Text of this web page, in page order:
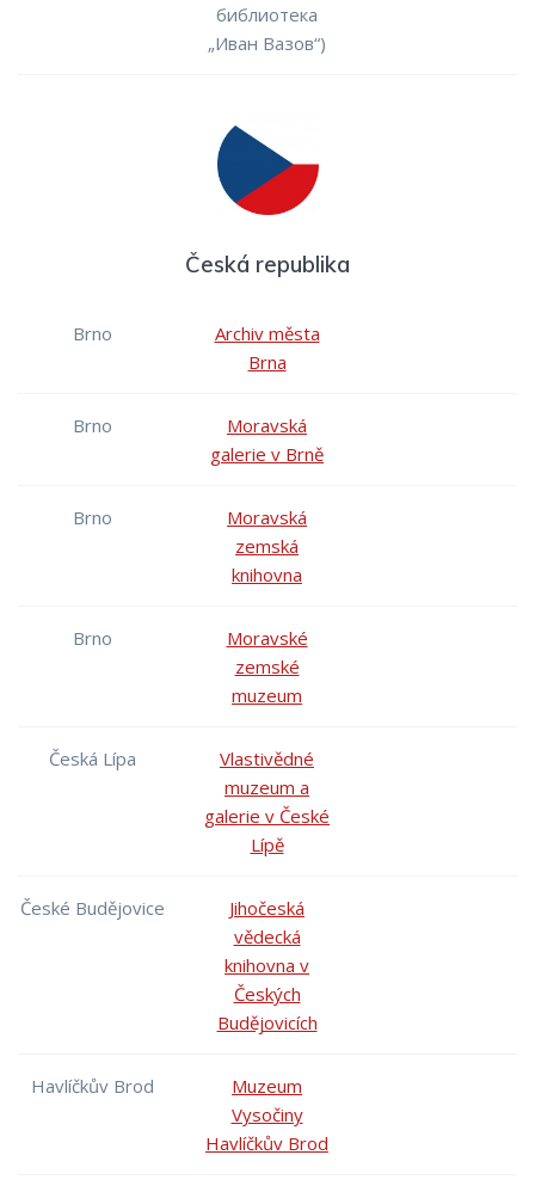
библиотека
„Иван Вазов“)
Česká republika
Brno
Archiv města
Brna
Brno
Moravská
galerie v Brně
Brno
Moravská
zemská
knihovna
Brno
Moravské
zemské
muzeum
Česká Lípa
Vlastivědné
muzeum a
galerie v České
Lípě
České Budějovice
Jihočeská
vědecká
knihovna v
Českých
Budějovicích
Havlíčkův Brod
Muzeum
Vysočiny
Havlíčkův Brod